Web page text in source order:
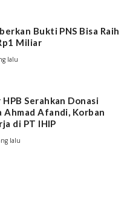
Bukti PNS Bisa Raih
Miliar
lalu
Serahkan Donasi
Ahmad Afandi, Korban
di PT IHIP
lalu